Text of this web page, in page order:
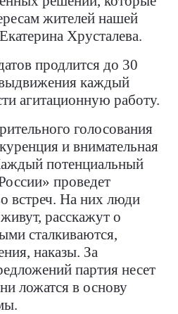
жителей нашей
Хрусталева.
продлится до 30
каждый
агитационную работу.
голосования
и внимательная
потенциальный
проведет
встреч. На них люди
расскажут о
сталкиваются,
наказы. За
партия несет
ложатся в основу